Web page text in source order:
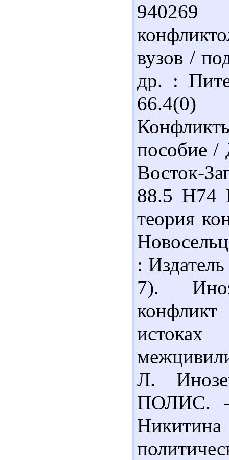
940269
вузов /
др. :
пособие
Восток-
88.5 Н74
теория
:
7).
Л.
ПОЛИС. -